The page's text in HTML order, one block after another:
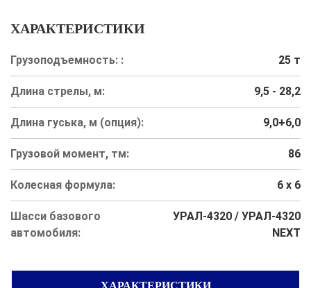
ХАРАКТЕРИСТИКИ
Грузоподъемность: : 25 т
Длина стрелы, м: 9,5 - 28,2
Длина гуська, м (опция): 9,0+6,0
Грузовой момент, тм: 86
Колесная формула: 6 х 6
Шасси базового
автомобиля:
УРАЛ-4320 / УРАЛ-4320
NEXT
ХАРАКТЕРИСТИКИ